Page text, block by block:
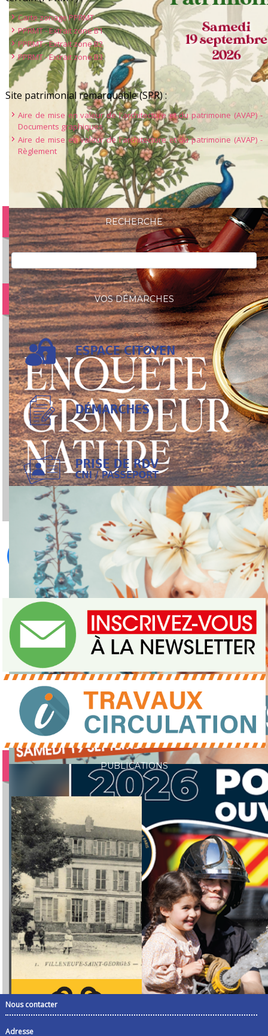
Journée du patrimoine 2026
Carte zonage PPRMT
PPRMT - Extrait zone B1
PPRMT - Extrait zone B2
PPRMT - Extrait zone B3
Site patrimonial remarquable (SPR) :
Aire de mise en valeur de l'architecture et du patrimoine (AVAP) -
Documents graphiques
Aire de mise en valeur de l'architecture et du patrimoine (AVAP) -
Règlement
RECHERCHE
VOS DÉMARCHES
PUBLICATIONS
Nous contacter
Adresse